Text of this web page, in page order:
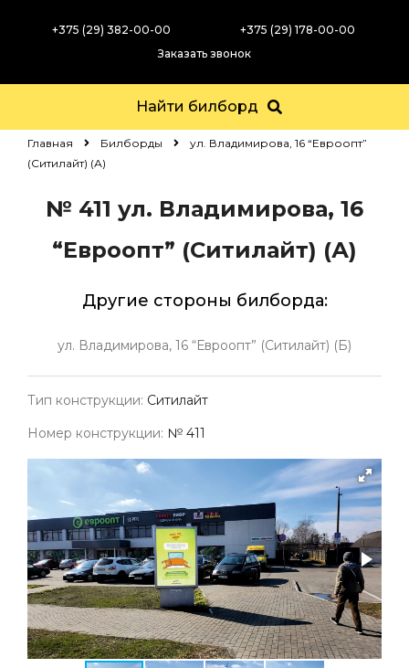
+375 (29) 382-00-00
+375 (29) 178-00-00
Заказать звонок
Найти билборд
Главная Билборды
ул. Владимирова, 16 “Евроопт”
(Ситилайт) (А)
№ 411 ул. Владимирова, 16
“Евроопт” (Ситилайт) (А)
Другие стороны билборда:
ул. Владимирова, 16 “Евроопт” (Ситилайт) (Б)
Тип конструкции: Ситилайт
Номер конструкции: № 411